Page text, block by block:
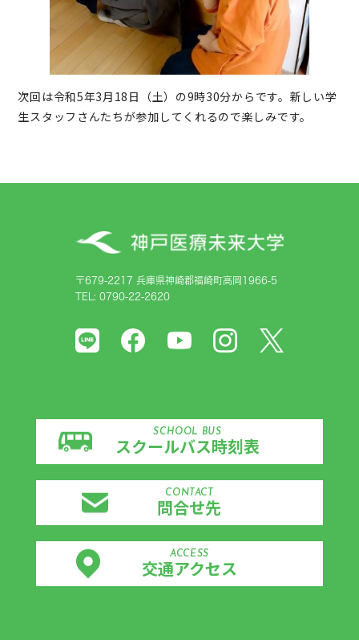
次回は令和5年3月18日（土）の9時30分からです。新しい学
生スタッフさんたちが参加してくれるので楽しみです。
〒679-2217 兵庫県神崎郡福崎町高岡1966-5
TEL: 0790-22-2620
SCHOOL BUS
スクールバス時刻表
CONTACT
問合せ先
ACCESS
交通アクセス